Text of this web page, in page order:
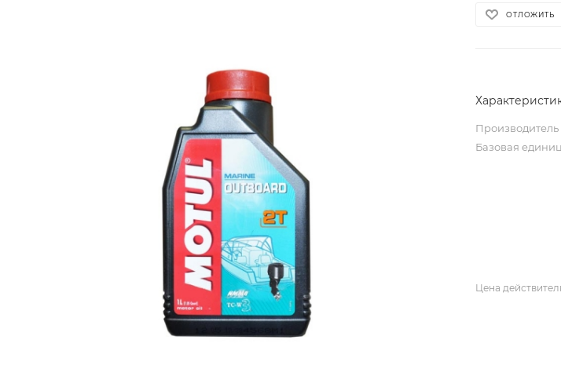
ОТЛОЖИТЬ
Производитель
Базовая
Цена